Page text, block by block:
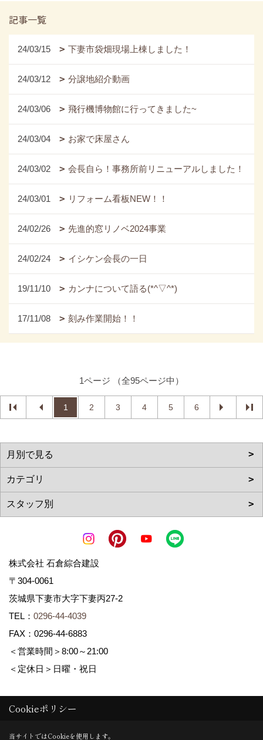
記事一覧
24/03/15 下妻市袋畑現場上棟しました！
24/03/12 分譲地紹介動画
24/03/06 飛行機博物館に行ってきました~
24/03/04 お家で床屋さん
24/03/02 会長自ら！事務所前リニューアルしました！
24/03/01 リフォーム看板NEW！！
24/02/26 先進的窓リノベ2024事業
24/02/24 イシケン会長の一日
19/11/10 カンナについて語る(*^▽^*)
17/11/08 刻み作業開始！！
1ページ （全95ページ中）
1 2 3 4 5 6
株式会社 石倉綜合建設
〒304-0061
茨城県下妻市大字下妻丙27-2
TEL： 0296-44-4039
FAX：0296-44-6883
＜営業時間＞8:00～21:00
＜定休日＞日曜・祝日
Copyright (c) ISIKURA-SOGOKENSETSU. All Rights Reserved.
Cookieポリシー
当サイトではCookieを使用します。